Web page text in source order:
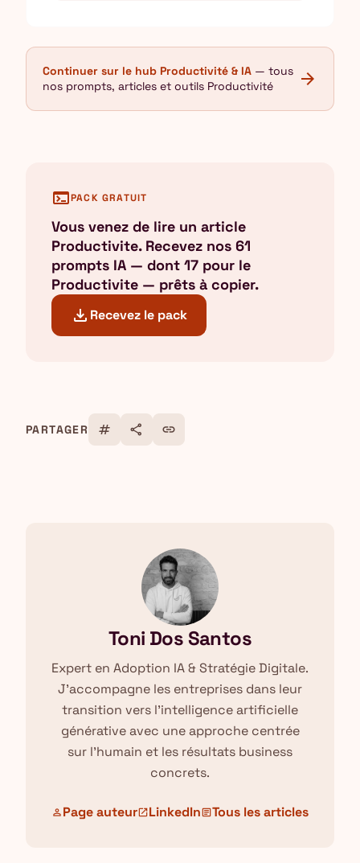
Continuer sur le hub Productivité & IA — tous
nos prompts, articles et outils Productivité
arrow_forward
terminalPACK GRATUIT
Vous venez de lire un article
Productivite. Recevez nos 61
prompts IA — dont 17 pour le
Productivite — prêts à copier.
download Recevez le pack
PARTAGER tag share link
Toni Dos Santos
Expert en Adoption IA & Stratégie Digitale.
J'accompagne les entreprises dans leur
transition vers l'intelligence artificielle
générative avec une approche centrée
sur l'humain et les résultats business
concrets.
personPage auteuropen_in_newLinkedInarticleTous les articles